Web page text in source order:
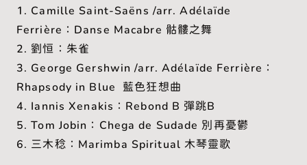
1. Camille Saint-Saëns /arr. Adélaïde
Ferrière：Danse Macabre 骷髏之舞
2. 劉恒：朱雀
3. George Gershwin /arr. Adélaïde Ferrière：
Rhapsody in Blue 藍色狂想曲
4. Iannis Xenakis：Rebond B 彈跳B
5. Tom Jobin：Chega de Sudade 別再憂鬱
6. 三木稔：Marimba Spiritual 木琴靈歌